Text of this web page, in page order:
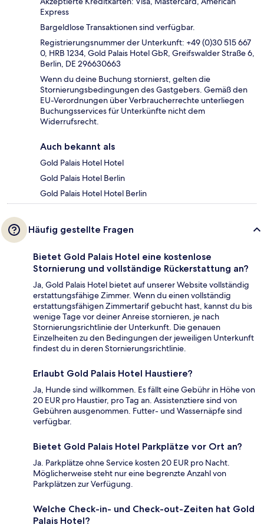
Express
Bargeldlose Transaktionen sind verfügbar.
Registrierungsnummer der Unterkunft: +49 (0)30 515 667
0, HRB 1234, Gold Palais Hotel GbR, Greifswalder Straße 6,
Berlin, DE 296630663
Wenn du deine Buchung stornierst, gelten die
Stornierungsbedingungen des Gastgebers. Gemäß den
EU-Verordnungen über Verbraucherrechte unterliegen
Buchungsservices für Unterkünfte nicht dem
Widerrufsrecht.
Auch bekannt als
Gold Palais Hotel Hotel
Gold Palais Hotel Berlin
Gold Palais Hotel Hotel Berlin
Häufig gestellte Fragen
Bietet Gold Palais Hotel eine kostenlose
Stornierung und vollständige Rückerstattung an?
Ja, Gold Palais Hotel bietet auf unserer Website vollständig
erstattungsfähige Zimmer. Wenn du einen vollständig
erstattungsfähigen Zimmertarif gebucht hast, kannst du bis
wenige Tage vor deiner Anreise stornieren, je nach
Stornierungsrichtlinie der Unterkunft. Die genauen
Einzelheiten zu den Bedingungen der jeweiligen Unterkunft
findest du in deren Stornierungsrichtlinie.
Erlaubt Gold Palais Hotel Haustiere?
Ja, Hunde sind willkommen. Es fällt eine Gebühr in Höhe von
20 EUR pro Haustier, pro Tag an. Assistenztiere sind von
Gebühren ausgenommen. Futter- und Wassernäpfe sind
verfügbar.
Bietet Gold Palais Hotel Parkplätze vor Ort an?
Ja. Parkplätze ohne Service kosten 20 EUR pro Nacht.
Möglicherweise steht nur eine begrenzte Anzahl von
Parkplätzen zur Verfügung.
Welche Check-in- und Check-out-Zeiten hat Gold
Palais Hotel?